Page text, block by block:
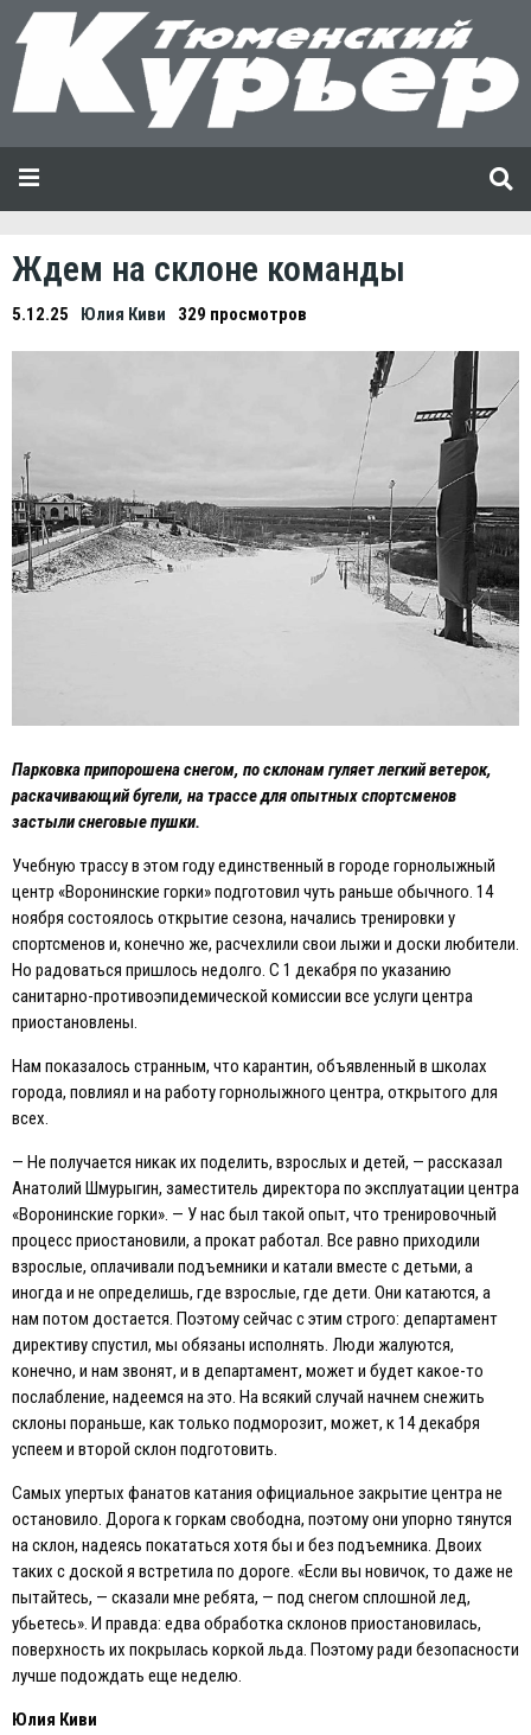
Ждем на склоне команды
5.12.25 Юлия Киви 329 просмотров
Парковка припорошена снегом, по склонам гуляет легкий ветерок,
раскачивающий бугели, на трассе для опытных спортсменов
застыли снеговые пушки.
Учебную трассу в этом году единственный в городе горнолыжный
центр «Воронинские горки» подготовил чуть раньше обычного. 14
ноября состоялось открытие сезона, начались тренировки у
спортсменов и, конечно же, расчехлили свои лыжи и доски любители.
Но радоваться пришлось недолго. С 1 декабря по указанию
санитарно-противоэпидемической комиссии все услуги центра
приостановлены.
Нам показалось странным, что карантин, объявленный в школах
города, повлиял и на работу горнолыжного центра, открытого для
всех.
— Не получается никак их поделить, взрослых и детей, — рассказал
Анатолий Шмурыгин, заместитель директора по эксплуатации центра
«Воронинские горки». — У нас был такой опыт, что тренировочный
процесс приостановили, а прокат работал. Все равно приходили
взрослые, оплачивали подъемники и катали вместе с детьми, а
иногда и не определишь, где взрослые, где дети. Они катаются, а
нам потом достается. Поэтому сейчас с этим строго: департамент
директиву спустил, мы обязаны исполнять. Люди жалуются,
конечно, и нам звонят, и в департамент, может и будет какое-то
послабление, надеемся на это. На всякий случай начнем снежить
склоны пораньше, как только подморозит, может, к 14 декабря
успеем и второй склон подготовить.
Самых упертых фанатов катания официальное закрытие центра не
остановило. Дорога к горкам свободна, поэтому они упорно тянутся
на склон, надеясь покататься хотя бы и без подъемника. Двоих
таких с доской я встретила по дороге. «Eсли вы новичок, то даже не
пытайтесь, — сказали мне ребята, — под снегом сплошной лед,
убьетесь». И правда: едва обработка склонов приостановилась,
поверхность их покрылась коркой льда. Поэтому ради безопасности
лучше подождать еще неделю.
Юлия Киви